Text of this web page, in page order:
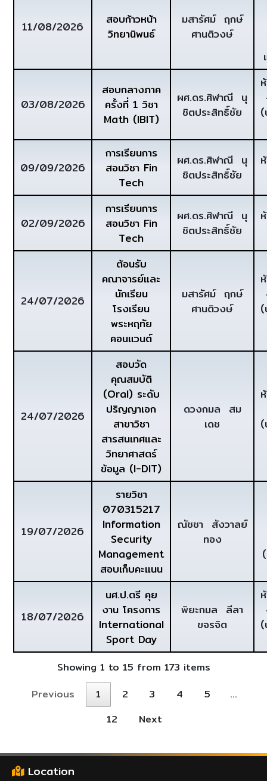
11/08/2026
สอบก้าวหน้า
วิทยานิพนธ์
มสารัศม์ ฤกษ์
ศานติวงษ์
03/08/2026
สอบกลางภาค
ครั้งที่ 1 วิชา
Math (IBIT)
ผศ.ดร.ศิฬาณี นุ
ชิตประสิทธิ์ชัย
09/09/2026
การเรียนการ
สอนวิชา Fin
Tech
ผศ.ดร.ศิฬาณี นุ
ชิตประสิทธิ์ชัย
02/09/2026
การเรียนการ
สอนวิชา Fin
Tech
ผศ.ดร.ศิฬาณี นุ
ชิตประสิทธิ์ชัย
24/07/2026
ต้อนรับ
คณาจารย์และ
นักเรียน
โรงเรียน
พระหฤทัย
คอนแวนต์
มสารัศม์ ฤกษ์
ศานติวงษ์
24/07/2026
สอบวัด
คุณสมบัติ
(Oral) ระดับ
ปริญญาเอก
สาขาวิชา
สารสนเทศและ
วิทยาศาสตร์
ข้อมูล (I-DIT)
ดวงกมล สม
เดช
19/07/2026
รายวิชา
070315217
Information
Security
Management
สอบเก็บคะแนน
ณัชชา สังวาลย์
ทอง
18/07/2026
นศ.ป.ตรี คุย
งาน โครงการ
International
Sport Day
พิยะกมล ลีลา
ขจรจิต
Showing 1 to 15 from 173 items
Previous
1 2 3 4 5
…
12
Next
Location